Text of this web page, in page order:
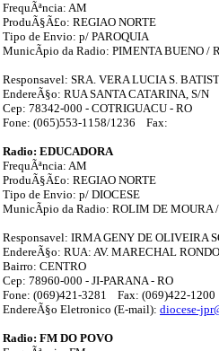
FrequÃªncia: AM
ProduÃ§Ã£o: REGIAO NORTE
Tipo de Envio: p/ PAROQUIA
MunicÃ­pio da Radio: PIMENTA BUENO /
Responsavel: SRA. VERA LUCIA S.
EndereÃ§o: RUA SANTA CATARINA, S/N
Cep: 78342-000 - COTRIGUACU - RO
Fone: (065)553-1158/1236 Fax:
Radio: EDUCADORA
FrequÃªncia: AM
ProduÃ§Ã£o: REGIAO NORTE
Tipo de Envio: p/ DIOCESE
MunicÃ­pio da Radio: ROLIM DE MOURA
Responsavel: IRMA GENY DE OLIVEIRA
EndereÃ§o: RUA: AV. MARECHAL
Bairro: CENTRO
Cep: 78960-000 - JI-PARANA - RO
Fone: (069)421-3281 Fax: (069)422-1200
EndereÃ§o Eletronico (E-mail): diocese-
Radio: FM DO POVO